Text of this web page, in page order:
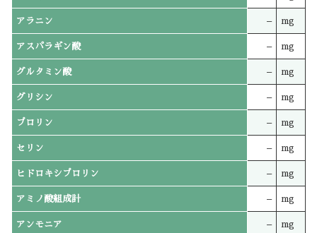
アラニン – mg
アスパラギン酸 – mg
グルタミン酸 – mg
グリシン – mg
プロリン – mg
セリン – mg
ヒドロキシプロリン – mg
アミノ酸組成計 – mg
アンモニア – mg